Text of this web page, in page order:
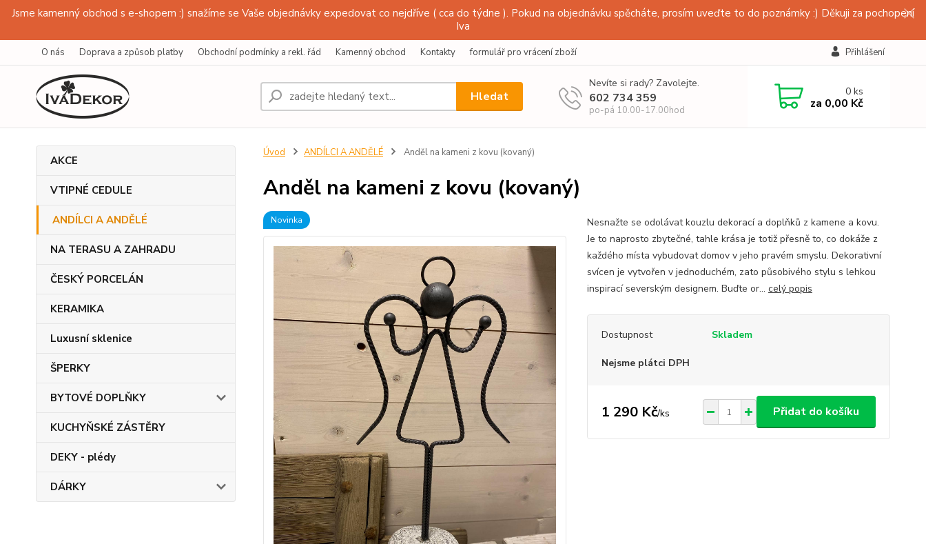
Jsme kamenný obchod s e-shopem :) snažíme se Vaše objednávky expedovat co nejdříve ( cca do týdne ). Pokud na objednávku spěcháte, prosím uveďte to do poznámky :) Děkuji za pochopení
Iva
O nás Doprava a způsob platby Obchodní podmínky a rekl. řád Kamenný obchod Kontakty formulář pro vrácení zboží Přihlášení
Hledat
Nevíte si rady? Zavolejte.
602 734 359
po-pá 10.00-17.00hod
0ks
za 0,00 Kč
AKCE
VTIPNÉ CEDULE
ANDÍLCI A ANDĚLÉ
NA TERASU A ZAHRADU
ČESKÝ PORCELÁN
KERAMIKA
Luxusní sklenice
ŠPERKY
BYTOVÉ DOPLŇKY
KUCHYŇSKÉ ZÁSTĚRY
DEKY - plédy
DÁRKY
Úvod ANDÍLCI A ANDĚLÉ Anděl na kameni z kovu (kovaný)
Anděl na kameni z kovu (kovaný)
Novinka
Nesnažte se odolávat kouzlu dekorací a doplňků z kamene a kovu.
Je to naprosto zbytečné, tahle krása je totiž přesně to, co dokáže z
každého místa vybudovat domov v jeho pravém smyslu. Dekorativní
svícen je vytvořen v jednoduchém, zato působivého stylu s lehkou
inspirací severským designem. Buďte or... celý popis
Dostupnost Skladem
Nejsme plátci DPH
1 290 Kč/ks Přidat do košíku